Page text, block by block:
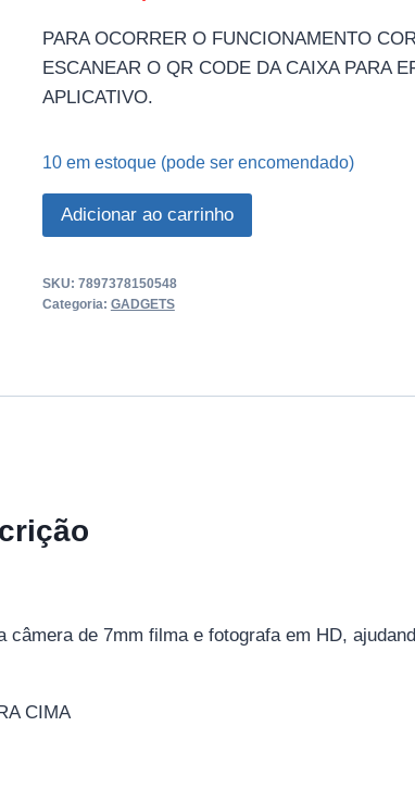
PARA OCORRER O FUNCIONAMENTO
ESCANEAR O QR CODE DA CAIXA PARA
APLICATIVO.
10 em estoque (pode ser encomendado)
Snake
De
Óptica
Adicionar ao carrinho
SKU: 7897378150548
Categoria: GADGETS
de 7mm filma e fotografa em HD,
CIMA